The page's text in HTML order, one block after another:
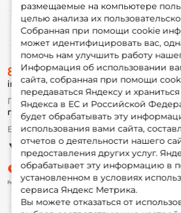
размещаемые на компьютере
целью анализа их
Собранная при помощи cookie
может идентифицировать вас,
помочь нам улучшить работу
Информация об использовании
сайта, собранная при помощи
передаваться Яндексу и
Яндекса в ЕС и Российской
будет обрабатывать эту
использования вами сайта,
отчетов о деятельности нашего
предоставления других услуг.
обрабатывает эту информацию в
установленном в условиях
сервиса Яндекс Метрика.
Вы можете отказаться от
Информация
О магазине
Доставка
Оплата
Fox-bonus
Гуру
Партнерская
8 (495) 532-77-88
info@foxfishing.ru
По вопросам с заказом
г. Москва, ул. Плеханова д.7
Ежедневно 10:00 до 20:00